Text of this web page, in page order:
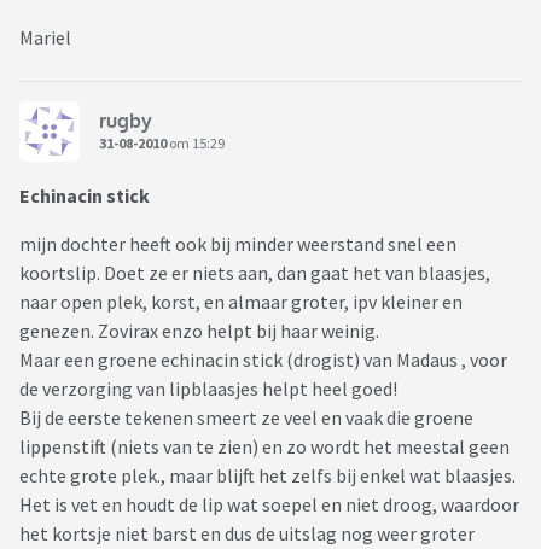
Mariel
rugby
31-08-2010om 15:29
Echinacin stick
mijn dochter heeft ook bij minder weerstand snel een
koortslip. Doet ze er niets aan, dan gaat het van blaasjes,
naar open plek, korst, en almaar groter, ipv kleiner en
genezen. Zovirax enzo helpt bij haar weinig.
Maar een groene echinacin stick (drogist) van Madaus , voor
de verzorging van lipblaasjes helpt heel goed!
Bij de eerste tekenen smeert ze veel en vaak die groene
lippenstift (niets van te zien) en zo wordt het meestal geen
echte grote plek., maar blijft het zelfs bij enkel wat blaasjes.
Het is vet en houdt de lip wat soepel en niet droog, waardoor
het kortsje niet barst en dus de uitslag nog weer groter